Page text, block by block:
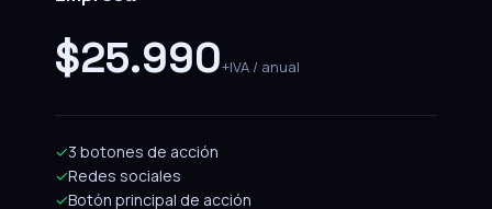
$25.990+IVA / anual
✓3 botones de acción
✓Redes sociales
✓Botón principal de acción